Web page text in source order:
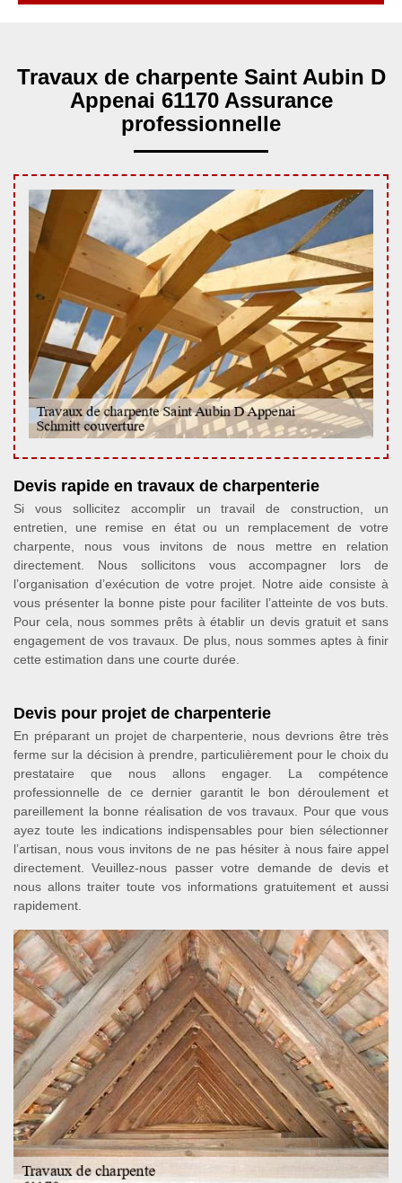
Travaux de charpente Saint Aubin D
Appenai 61170 Assurance
professionnelle
Devis rapide en travaux de charpenterie
Si vous sollicitez accomplir un travail de construction, un
entretien, une remise en état ou un remplacement de votre
charpente, nous vous invitons de nous mettre en relation
directement. Nous sollicitons vous accompagner lors de
l’organisation d’exécution de votre projet. Notre aide consiste à
vous présenter la bonne piste pour faciliter l’atteinte de vos buts.
Pour cela, nous sommes prêts à établir un devis gratuit et sans
engagement de vos travaux. De plus, nous sommes aptes à finir
cette estimation dans une courte durée.
Devis pour projet de charpenterie
En préparant un projet de charpenterie, nous devrions être très
ferme sur la décision à prendre, particulièrement pour le choix du
prestataire que nous allons engager. La compétence
professionnelle de ce dernier garantit le bon déroulement et
pareillement la bonne réalisation de vos travaux. Pour que vous
ayez toute les indications indispensables pour bien sélectionner
l’artisan, nous vous invitons de ne pas hésiter à nous faire appel
directement. Veuillez-nous passer votre demande de devis et
nous allons traiter toute vos informations gratuitement et aussi
rapidement.